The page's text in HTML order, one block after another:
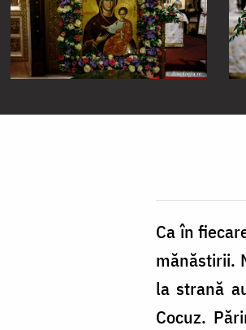
Ca în
mănăstirii.
la strană
Cocuz.